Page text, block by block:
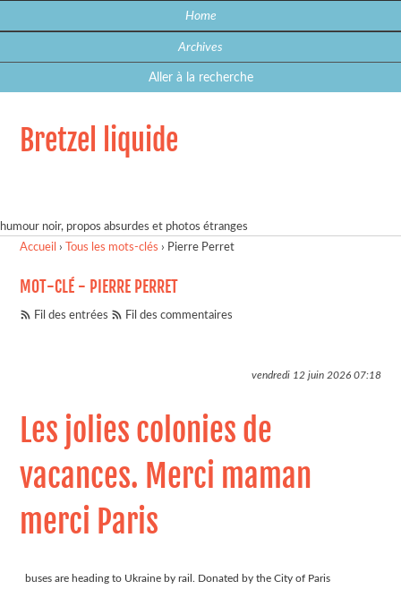
Home
Archives
Aller à la recherche
Bretzel liquide
humour noir, propos absurdes et photos étranges
Accueil › Tous les mots-clés › Pierre Perret
MOT-CLÉ - PIERRE PERRET
Fil des entrées Fil des commentaires
vendredi 12 juin 202607:18
Les jolies colonies de
vacances. Merci maman
merci Paris
buses are heading to Ukraine by rail. Donated by the City of Paris